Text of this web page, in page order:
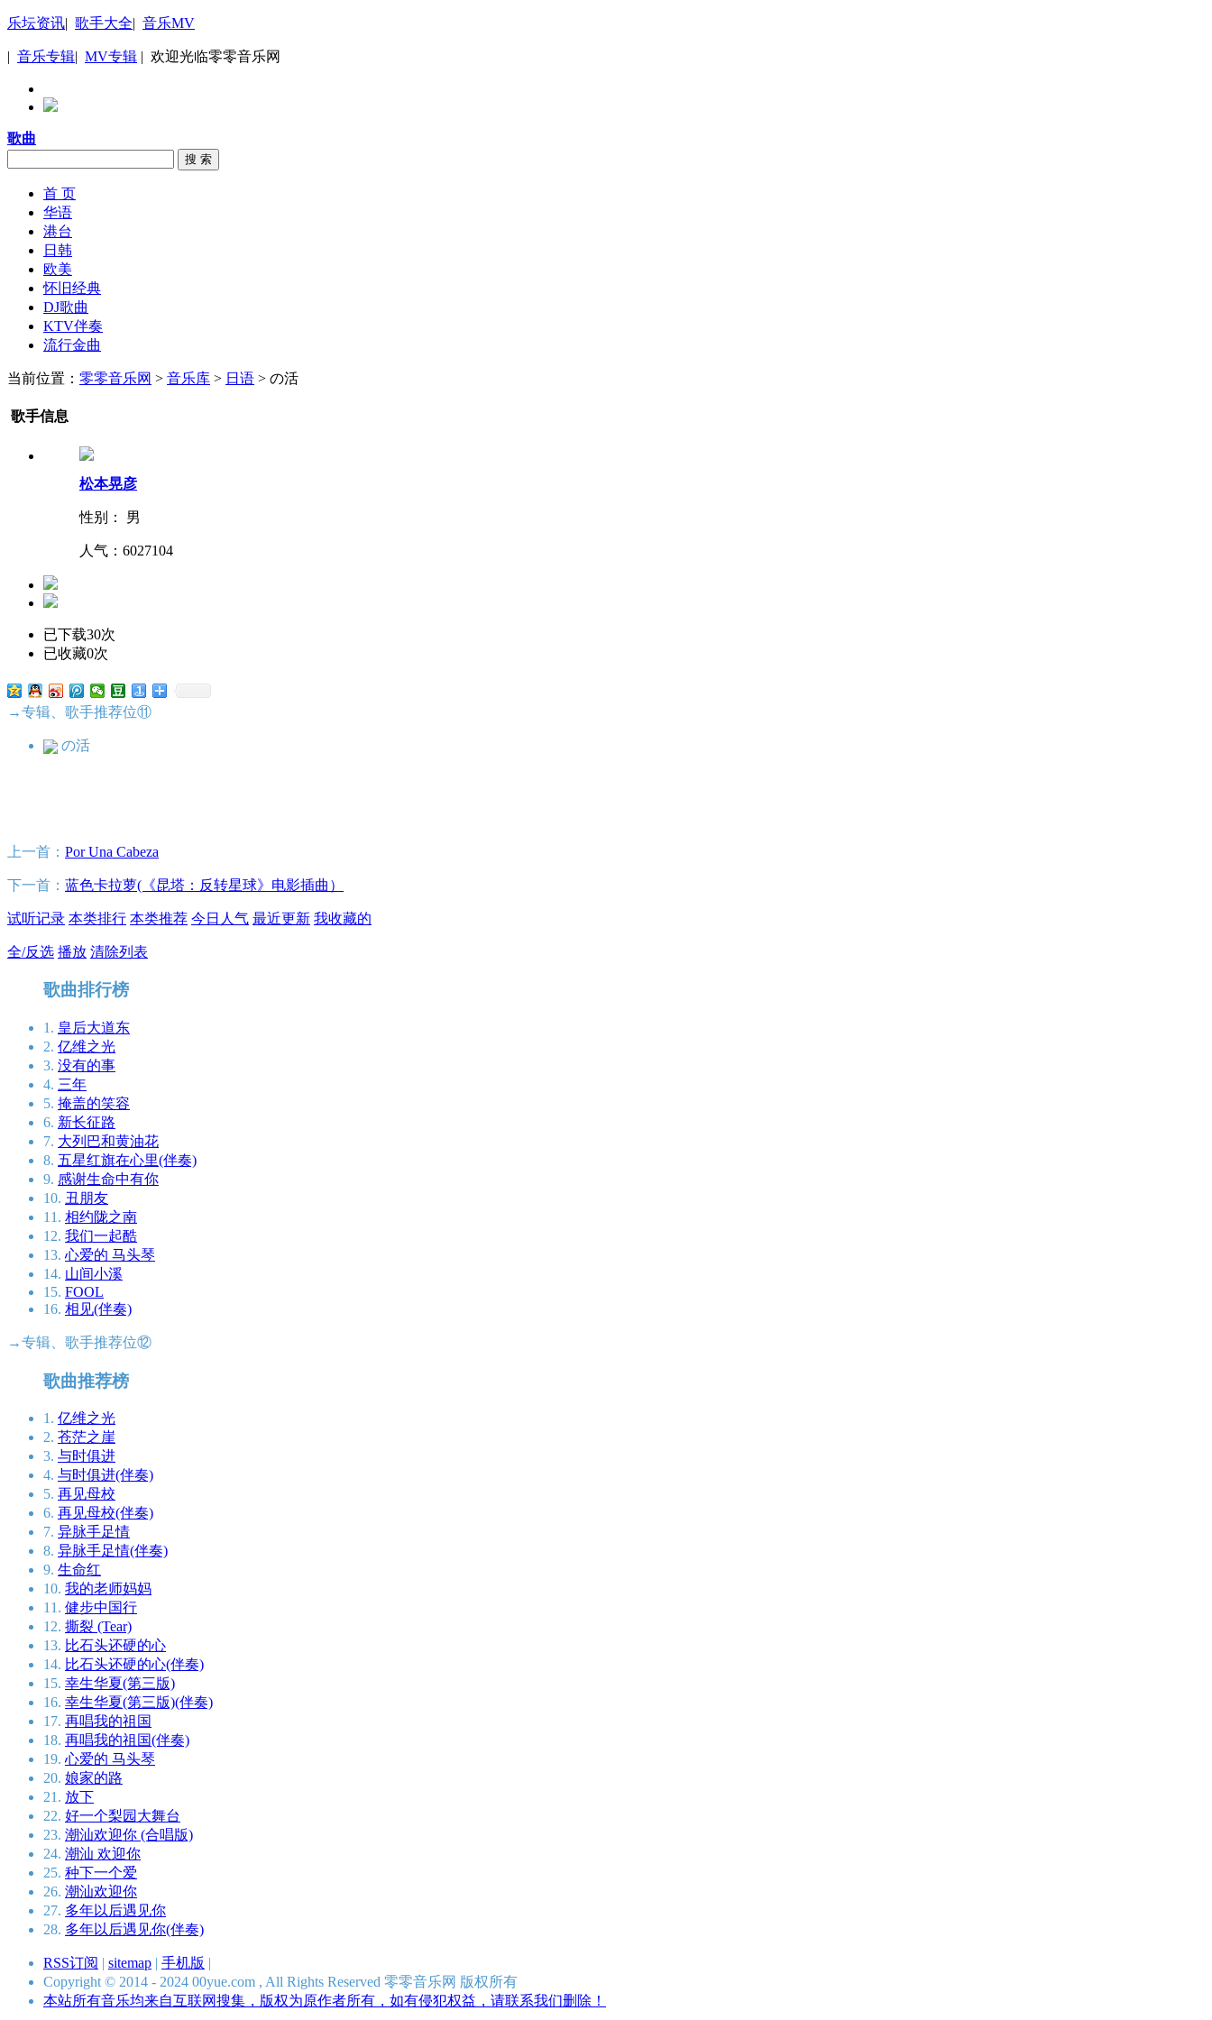
乐坛资讯| 歌手大全| 音乐MV
| 音乐专辑| MV专辑 | 欢迎光临零零音乐网
歌曲
搜 索
首 页
华语
港台
日韩
欧美
怀旧经典
DJ歌曲
KTV伴奏
流行金曲
当前位置： 零零音乐网 > 音乐库 > 日语 > の活
歌手信息
松本晃彦
性别： 男
人气： 6027104
已下载30次
已收藏0次
→专辑、歌手推荐位⑪
の活
上一首： Por Una Cabeza
下一首： 蓝色卡拉萝(《昆塔：反转星球》电影插曲）
试听记录 本类排行 本类推荐 今日人气 最近更新 我收藏的
全/反选 播放 清除列表
歌曲排行榜
1. 皇后大道东
2. 亿维之光
3. 没有的事
4. 三年
5. 掩盖的笑容
6. 新长征路
7. 大列巴和黄油花
8. 五星红旗在心里(伴奏)
9. 感谢生命中有你
10. 丑朋友
11. 相约陇之南
12. 我们一起酷
13. 心爱的 马头琴
14. 山间小溪
15. FOOL
16. 相见(伴奏)
→专辑、歌手推荐位⑫
歌曲推荐榜
1. 亿维之光
2. 苍茫之崖
3. 与时俱进
4. 与时俱进(伴奏)
5. 再见母校
6. 再见母校(伴奏)
7. 异脉手足情
8. 异脉手足情(伴奏)
9. 生命红
10. 我的老师妈妈
11. 健步中国行
12. 撕裂 (Tear)
13. 比石头还硬的心
14. 比石头还硬的心(伴奏)
15. 幸生华夏(第三版)
16. 幸生华夏(第三版)(伴奏)
17. 再唱我的祖国
18. 再唱我的祖国(伴奏)
19. 心爱的 马头琴
20. 娘家的路
21. 放下
22. 好一个梨园大舞台
23. 潮汕欢迎你 (合唱版)
24. 潮汕 欢迎你
25. 种下一个爱
26. 潮汕欢迎你
27. 多年以后遇见你
28. 多年以后遇见你(伴奏)
RSS订阅 | sitemap | 手机版 |
Copyright © 2014 - 2024 00yue.com , All Rights Reserved 零零音乐网 版权所有
本站所有音乐均来自互联网搜集，版权为原作者所有，如有侵犯权益，请联系我们删除！